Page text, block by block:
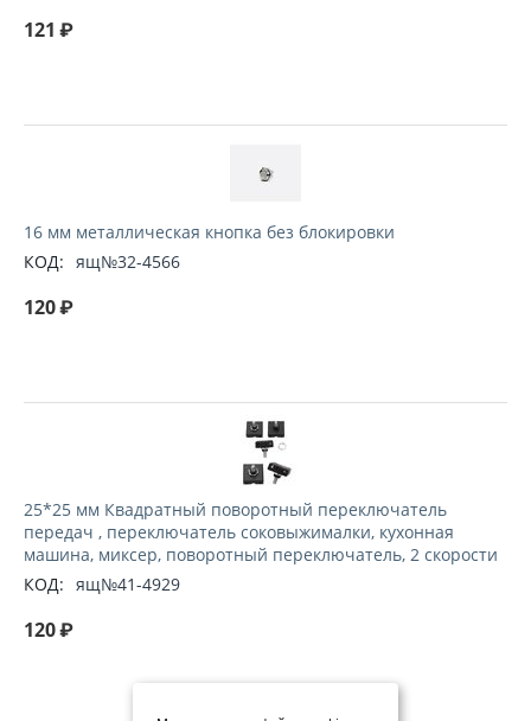
121 ₽
16 мм металлическая кнопка без блокировки
КОД: ящ№32-4566
120₽
25*25 мм Квадратный поворотный переключатель
передач , переключатель соковыжималки, кухонная
машина, миксер, поворотный переключатель, 2 скорости
КОД: ящ№41-4929
120₽